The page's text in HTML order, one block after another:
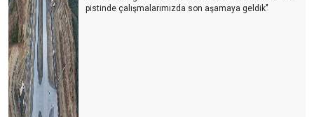
pistinde çalışmalarımızda son aşamaya geldik"